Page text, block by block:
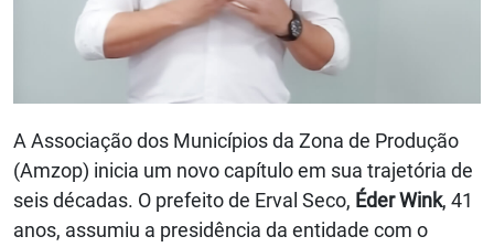
A Associação dos Municípios da Zona de Produção
(Amzop) inicia um novo capítulo em sua trajetória de
seis décadas. O prefeito de Erval Seco, Éder Wink, 41
anos, assumiu a presidência da entidade com o